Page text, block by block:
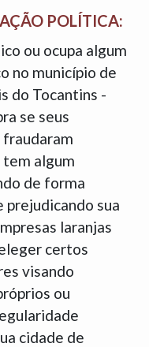
POLÍTICA:
ou ocupa algum
no município de
do Tocantins -
se seus
tem algum
de forma
prejudicando sua
laranjas
certos
visando
ou
cidade de